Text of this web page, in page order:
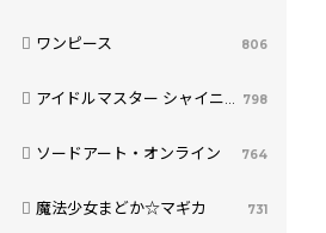
ワンピース 806
アイドルマスター シャイニーカラーズ 798
ソードアート・オンライン 764
魔法少女まどか☆マギカ 731